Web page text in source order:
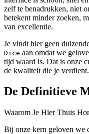
zelf te benadrukken, niet
betekent minder zoeken,
van excellentie.
Je vindt hier geen
Dice aan omdat we
tijd waard is. Dat is onze
de kwaliteit die je verdient.
De Definitieve
Waarom Je Hier Thuis
Bij onze kern geloven we